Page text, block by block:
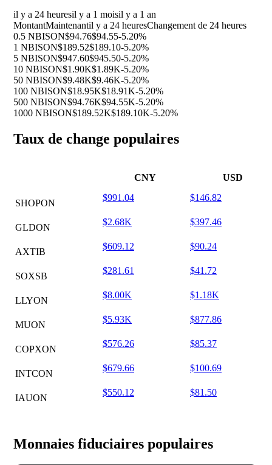
il y a 24 heuresil y a 1 moisil y a 1 an
MontantMaintenantil y a 24 heuresChangement de 24 heures
0.5 NBISON$94.76$94.55-5.20%
1 NBISON$189.52$189.10-5.20%
5 NBISON$947.60$945.50-5.20%
10 NBISON$1.90K$1.89K-5.20%
50 NBISON$9.48K$9.46K-5.20%
100 NBISON$18.95K$18.91K-5.20%
500 NBISON$94.76K$94.55K-5.20%
1000 NBISON$189.52K$189.10K-5.20%
Taux de change populaires
CNY USD
SHOPON
$991.04 $146.82
GLDON
$2.68K $397.46
AXTIB
$609.12 $90.24
SOXSB
$281.61 $41.72
LLYON
$8.00K $1.18K
MUON
$5.93K $877.86
COPXON
$576.26 $85.37
INTCON
$679.66 $100.69
IAUON
$550.12 $81.50
Monnaies fiduciaires populaires